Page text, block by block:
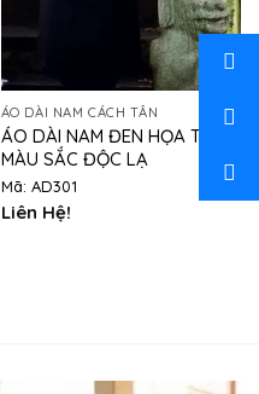
ÁO DÀI NAM CÁCH TÂN
ÁO DÀI NAM ĐEN HỌA TIẾT
MÀU SẮC ĐỘC LẠ
Mã: AD301
Liên Hệ!